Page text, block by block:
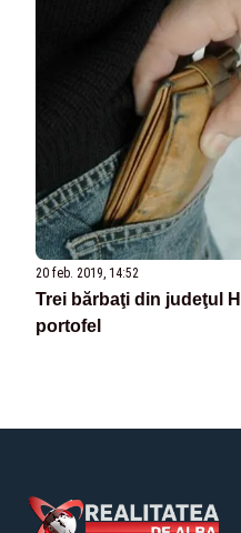
20 feb. 2019, 14:52
Trei bărbaţi din judeţul
portofel